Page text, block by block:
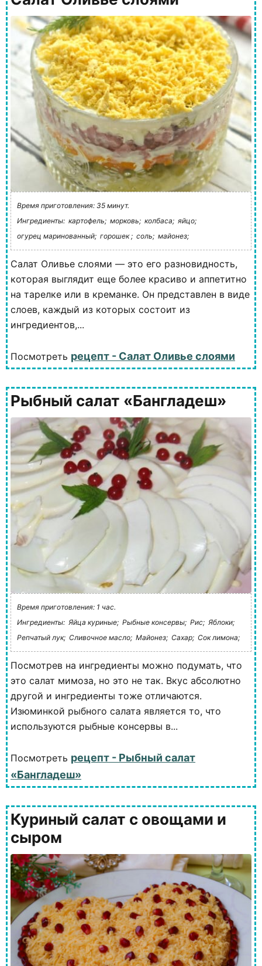
Время приготовления: 35 минут.
Ингредиенты: картофель; морковь; колбаса; яйцо;
огурец маринованный; горошек ; соль; майонез;
Салат Оливье слоями — это его разновидность,
которая выглядит еще более красиво и аппетитно
на тарелке или в креманке. Он представлен в виде
слоев, каждый из которых состоит из
ингредиентов,...
Посмотреть рецепт - Салат Оливье слоями
Рыбный салат «Бангладеш»
Время приготовления: 1 час.
Ингредиенты: Яйца куриные; Рыбные консервы; Рис; Яблоки;
Репчатый лук; Сливочное масло; Майонез; Сахар; Сок лимона;
Посмотрев на ингредиенты можно подумать, что
это салат мимоза, но это не так. Вкус абсолютно
другой и ингредиенты тоже отличаются.
Изюминкой рыбного салата является то, что
используются рыбные консервы в...
Посмотреть рецепт - Рыбный салат
«Бангладеш»
Куриный салат с овощами и
сыром